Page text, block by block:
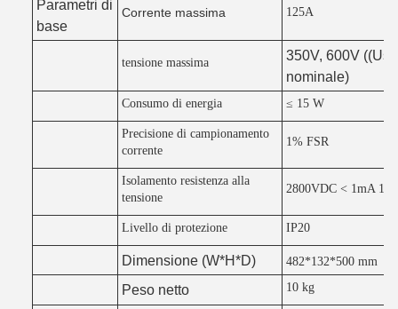
Parametri di
base
Corrente massima 125A
tensione massima
350V, 600V
nominale)
Consumo di energia ≤ 15 W
Precisione di campionamento
corrente
1% FSR
Isolamento resistenza alla
tensione
2800VDC < 1mA
Livello di protezione IP20
Dimensione (W*H*D) 482*132*500 mm
Peso netto 10 kg